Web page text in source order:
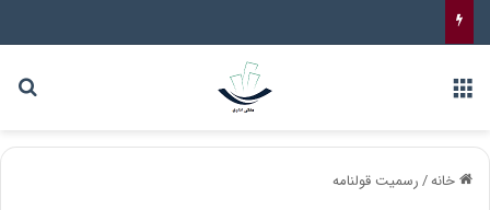
خانه/رسمیت قولنامه